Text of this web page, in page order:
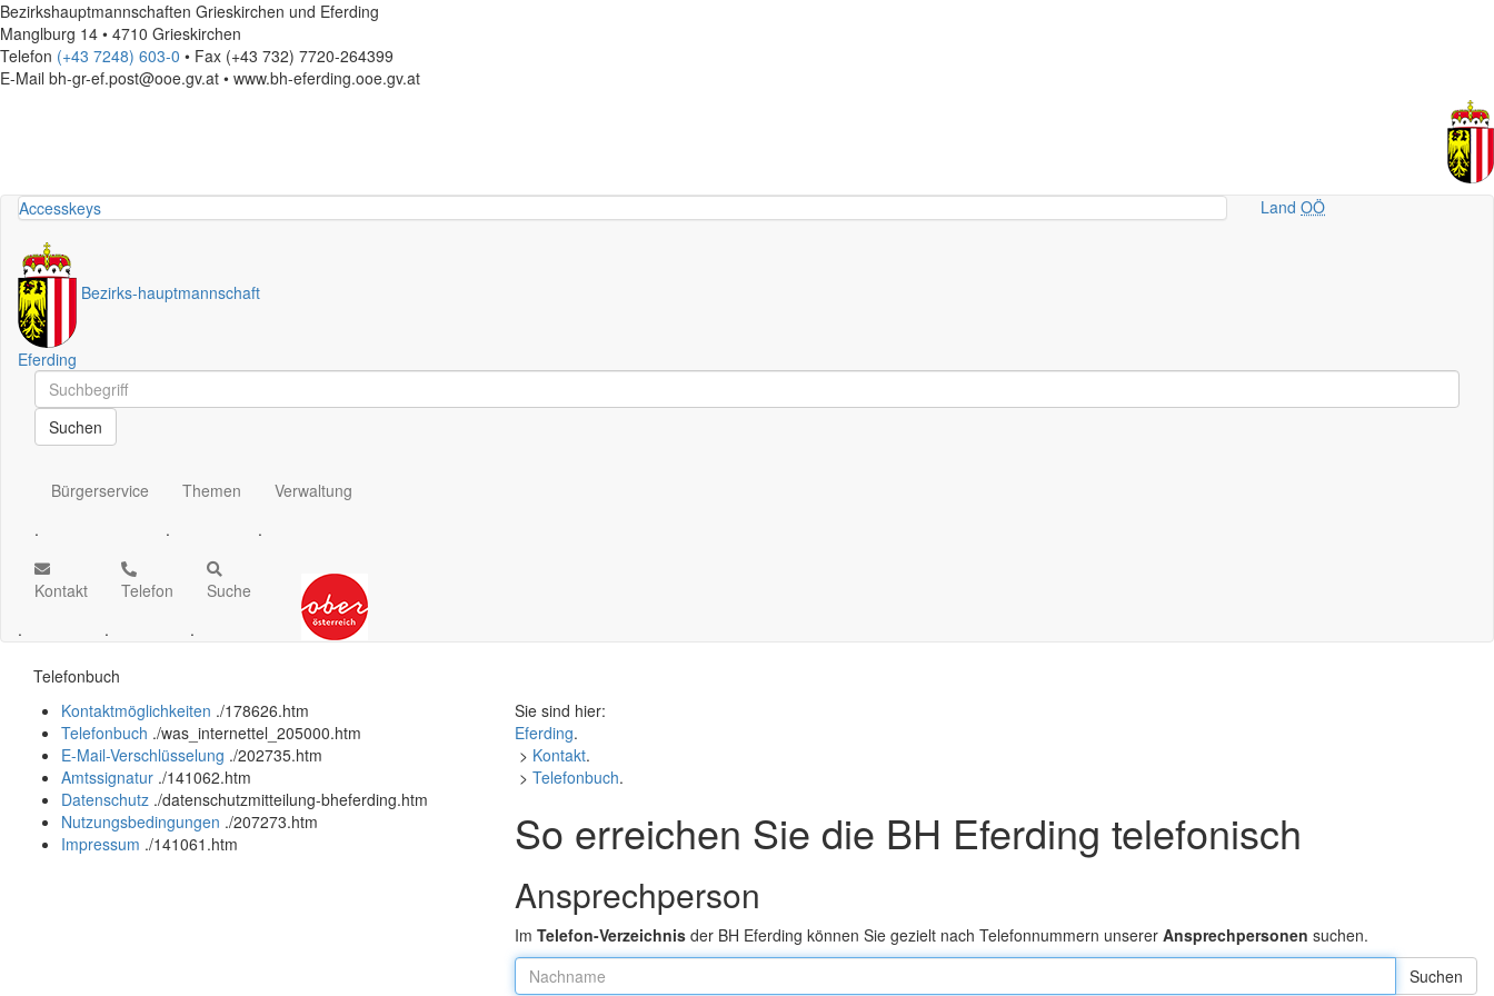
Bezirkshauptmannschaften Grieskirchen und Eferding
Manglburg 14 • 4710 Grieskirchen
Telefon (+43 7248) 603-0 • Fax (+43 732) 7720-264399
E-Mail bh-gr-ef.post@ooe.gv.at • www.bh-eferding.ooe.gv.at
Accesskeys LandOÖ
Bezirks-hauptmannschaft
Eferding
Schnellsuche
Schnellsuche
Suchen
Bürgerservice
.
Themen
.
Verwaltung
.
Kontakt
.
Telefon
.
Suche
.
Telefonbuch
Kontaktmöglichkeiten ./178626.htm
Telefonbuch ./was_internettel_205000.htm
E-Mail-Verschlüsselung ./202735.htm
Amtssignatur ./141062.htm
Datenschutz ./datenschutzmitteilung-bheferding.htm
Nutzungsbedingungen ./207273.htm
Impressum ./141061.htm
Sie sind hier:
Eferding.
> Kontakt.
> Telefonbuch.
So erreichen Sie die BH Eferding telefonisch
Ansprechperson
Im Telefon-Verzeichnis der BH Eferding können Sie gezielt nach Telefonnummern unserer Ansprechpersonen suchen.
Nachname: